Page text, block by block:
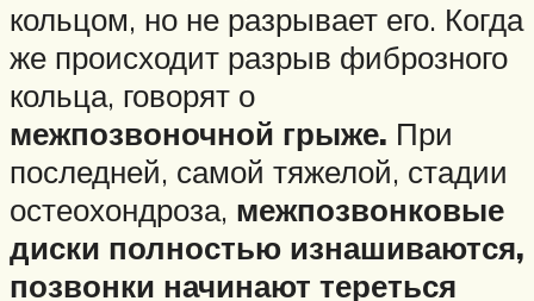
кольцом, но не разрывает его. Когда
же происходит разрыв фиброзного
кольца, говорят о
межпозвоночной грыже. При
последней, самой тяжелой, стадии
остеохондроза, межпозвонковые
диски полностью изнашиваются,
позвонки начинают тереться